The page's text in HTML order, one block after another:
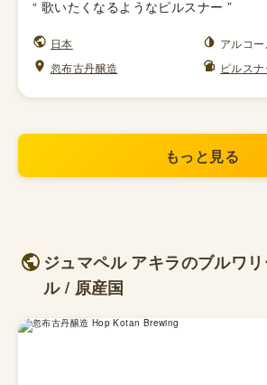
“ 歌いたくなるようなピルスナー ”
日本
アルコ
忽布古丹醸造
ピルスナ
もっと見る
ジュマペル アキラのブルワ
ル / 原産国